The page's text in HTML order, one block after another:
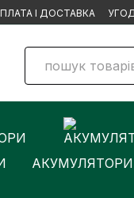
І ДОСТАВКА
АКУМУЛЯТОРИ